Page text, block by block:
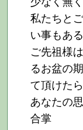
私たちと
い事もあ
ご先祖様
るお盆の
て頂けた
あなたの
合掌